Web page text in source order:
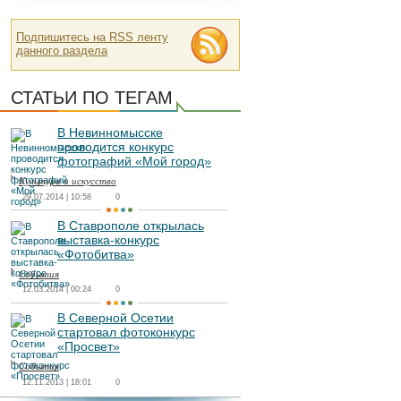
Подпишитесь на RSS ленту
данного раздела
СТАТЬИ ПО ТЕГАМ
В Невинномысске
проводится конкурс
фотографий «Мой город»
Культура и искусство
29.07.2014 | 10:58 0
В Ставрополе открылась
выставка-конкурс
«Фотобитва»
События
12.03.2014 | 00:24 0
В Северной Осетии
стартовал фотоконкурс
«Просвет»
События
12.11.2013 | 18:01 0